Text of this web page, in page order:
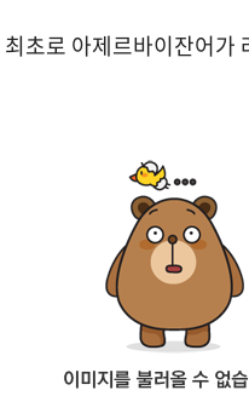
초로 아제르바이잔어가